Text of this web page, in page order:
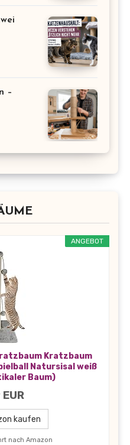
–
ANGEBOT
Kratzbaum
Natursisal weiß
Baum)
kaufen
nach Amazon